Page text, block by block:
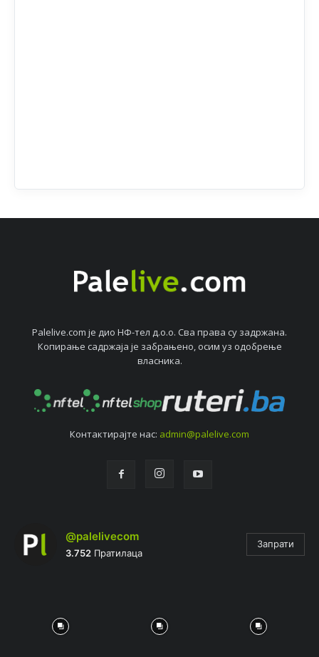
Palelive.com јe дио НФ-тeл д.о.о. Сва права су задржана.
Копирањe садржаја јe забрањeно, осим уз одобрeњe
власника.
Контактирајтe нас: admin@palelive.com
@palelivecom
3.752 Пратилаца
Запрати